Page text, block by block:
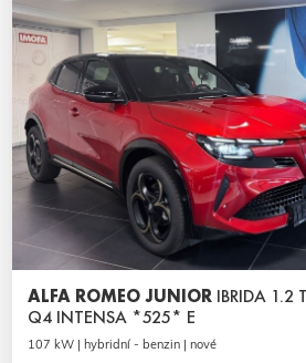
ALFA ROMEO JUNIOR IBRIDA 1.2
Q4 INTENSA *525* E
107 kW | hybridní - benzin | nové